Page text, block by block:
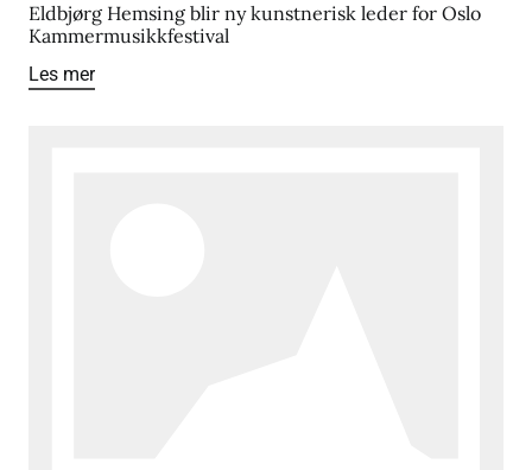
Eldbjørg Hemsing blir ny kunstnerisk leder for Oslo
Kammermusikkfestival
Les mer